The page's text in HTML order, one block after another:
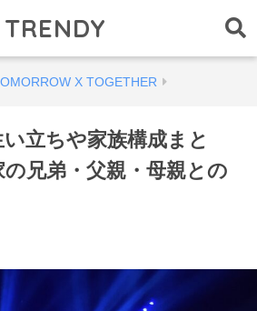
TRENDY
X TOGETHER
立ちや家族構成まと
兄弟・父親・母親との